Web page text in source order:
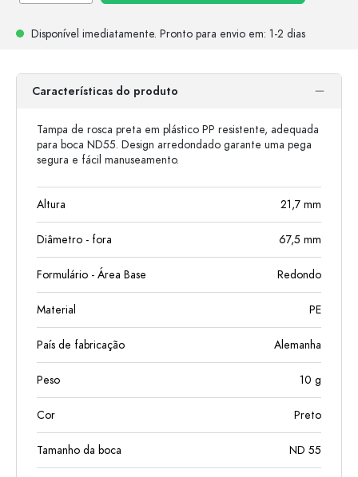
Disponível imediatamente. Pronto para envio em: 1-2 dias
Características do produto
Tampa de rosca preta em plástico PP resistente, adequada
para boca ND55. Design arredondado garante uma pega
segura e fácil manuseamento.
Altura 21,7 mm
Diâmetro - fora 67,5 mm
Formulário - Área Base Redondo
Material PE
País de fabricação Alemanha
Peso 10 g
Cor Preto
Tamanho da boca ND 55